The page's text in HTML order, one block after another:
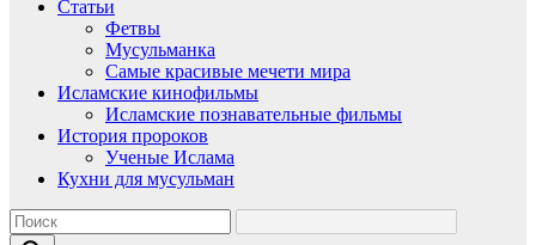
Статьи
Фетвы
Мусульманка
Самые красивые мечети мира
Исламские кинофильмы
Исламские познавательные фильмы
История пророков
Ученые Ислама
Кухни для мусульман